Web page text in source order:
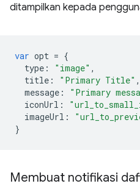
ditampilkan kepada
var opt = {
type : "image" ,
title : "Primary Title" ,
message : "Primary
iconUrl :
imageUrl :
}
Membuat notifikasi